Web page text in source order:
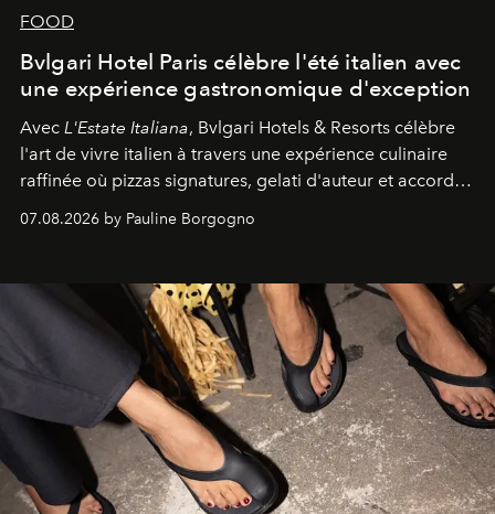
FOOD
Bvlgari Hotel Paris célèbre l'été italien avec
une expérience gastronomique d'exception
Avec L'Estate Italiana, Bvlgari Hotels & Resorts célèbre
l'art de vivre italien à travers une expérience culinaire
raffinée où pizzas signatures, gelati d'auteur et accords
d'exception composent un véritable voyage sensoriel.
07.08.2026 by Pauline Borgogno